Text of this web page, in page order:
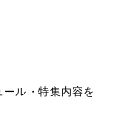
ル・特集内容を